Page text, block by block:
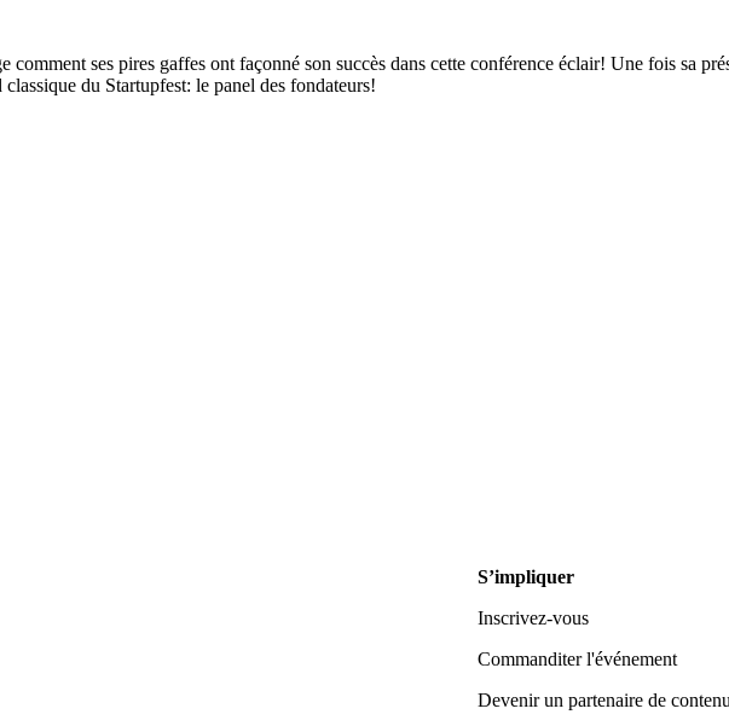
ses pires gaffes ont façonné son succès dans cette conférence éclair! Une fois sa
du Startupfest: le panel des fondateurs!
S’impliquer
Inscrivez-vous
Commanditer l'événement
Devenir un partenaire de contenu